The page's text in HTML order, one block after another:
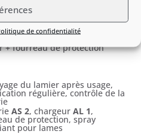
de confidentialité
avec interrupteur de sécurité
découpées au laser, affûtées
de protection en bout de
+ fourreau de protection
du lamier après usage,
régulière, contrôle de la
AS 2, chargeur AL 1,
de protection, spray
pour lames